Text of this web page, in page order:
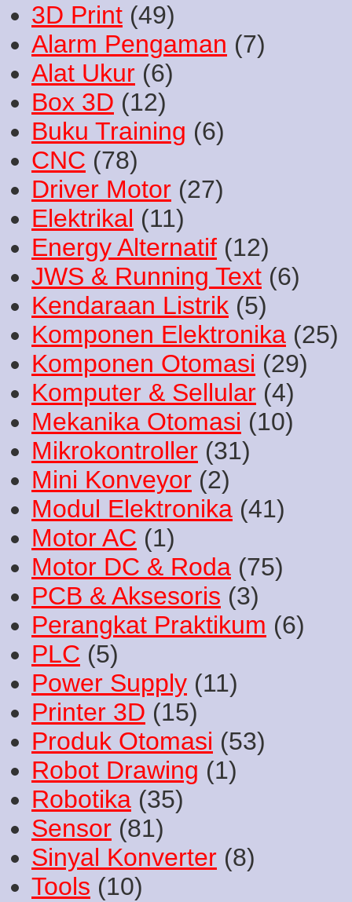
3D Print (49)
Alarm Pengaman (7)
Alat Ukur (6)
Box 3D (12)
Buku Training (6)
CNC (78)
Driver Motor (27)
Elektrikal (11)
Energy Alternatif (12)
JWS & Running Text (6)
Kendaraan Listrik (5)
Komponen Elektronika (25)
Komponen Otomasi (29)
Komputer & Sellular (4)
Mekanika Otomasi (10)
Mikrokontroller (31)
Mini Konveyor (2)
Modul Elektronika (41)
Motor AC (1)
Motor DC & Roda (75)
PCB & Aksesoris (3)
Perangkat Praktikum (6)
PLC (5)
Power Supply (11)
Printer 3D (15)
Produk Otomasi (53)
Robot Drawing (1)
Robotika (35)
Sensor (81)
Sinyal Konverter (8)
Tools (10)